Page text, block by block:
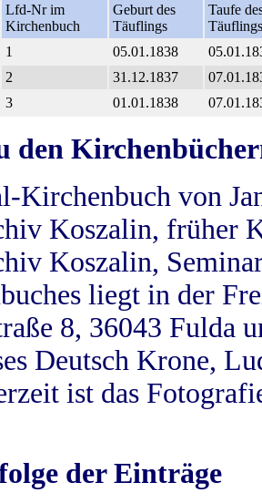
Lfd-Nr im
Kirchenbuch
Geburt des
Täuflings
Taufe
Täuflings
1 05.01.1838
2 31.12.1837
3 01.01.1838
den
Kirchenbuch von
Koszalin, früher
Koszalin,
liegt in der
8, 36043 Fulda
Deutsch Krone,
ist das
der Einträge